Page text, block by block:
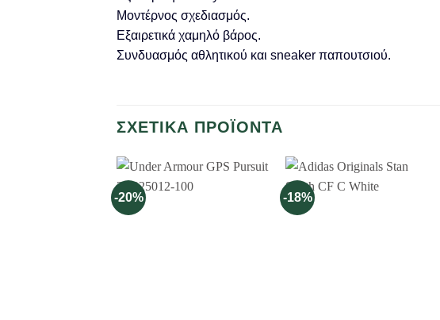
Μοντέρνος σχεδιασμός.
Εξαιρετικά χαμηλό βάρος.
Συνδυασμός αθλητικού και sneaker παπουτσιού.
ΣΧΕΤΙΚΆ ΠΡΟΪΌΝΤΑ
-20% -18%